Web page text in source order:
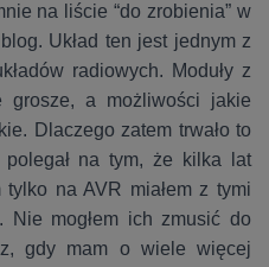
Ę
na liście “do zrobienia” w
Układ ten jest jednym z
radiowych. Moduły z
grosze, a możliwości jakie
Dlaczego zatem trwało to
polegał na tym, że kilka lat
na AVR miałem z tymi
Nie mogłem ich zmusić do
gdy mam o wiele więcej